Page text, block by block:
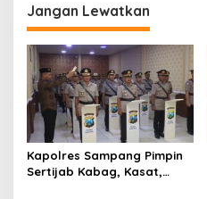
a
s
i
p
o
s
Jangan Lewatkan
Kapolres Sampang Pimpin
Sertijab Kabag, Kasat,